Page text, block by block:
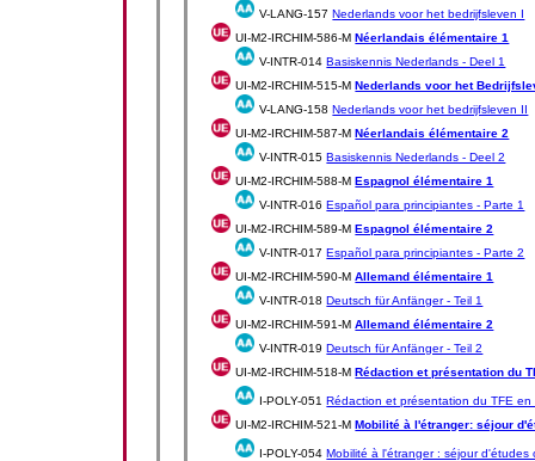
V-LANG-157Nederlands voor het bedrijfsleven I
UI-M2-IRCHIM-586-MNéerlandais élémentaire 1
V-INTR-014Basiskennis Nederlands - Deel 1
UI-M2-IRCHIM-515-MNederlands voor het
V-LANG-158Nederlands voor het bedrijfsleven II
UI-M2-IRCHIM-587-MNéerlandais élémentaire 2
V-INTR-015Basiskennis Nederlands - Deel 2
UI-M2-IRCHIM-588-MEspagnol élémentaire 1
V-INTR-016Español para principiantes - Parte 1
UI-M2-IRCHIM-589-MEspagnol élémentaire 2
V-INTR-017Español para principiantes - Parte 2
UI-M2-IRCHIM-590-MAllemand élémentaire 1
V-INTR-018Deutsch für Anfänger - Teil 1
UI-M2-IRCHIM-591-MAllemand élémentaire 2
V-INTR-019Deutsch für Anfänger - Teil 2
UI-M2-IRCHIM-518-MRédaction et présentation du
I-POLY-051Rédaction et présentation du TFE en
UI-M2-IRCHIM-521-MMobilité à l'étranger: séjour
I-POLY-054Mobilité à l'étranger : séjour d'études